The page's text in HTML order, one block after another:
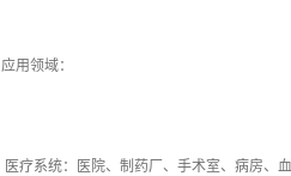
应用领域：
医疗系统：医院、制药厂、手术室、病房、